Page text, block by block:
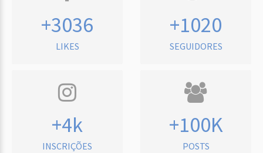
+3036
LIKES
+1020
SEGUIDORES
+4k
INSCRIÇÕES
+100K
POSTS